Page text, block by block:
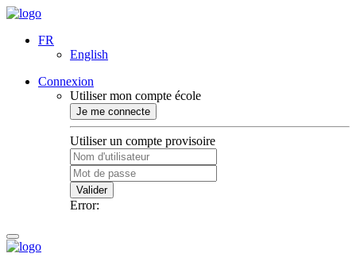
FR
English
Connexion
Utiliser mon compte école
Je me connecte
Utiliser un compte provisoire
Valider
Error: